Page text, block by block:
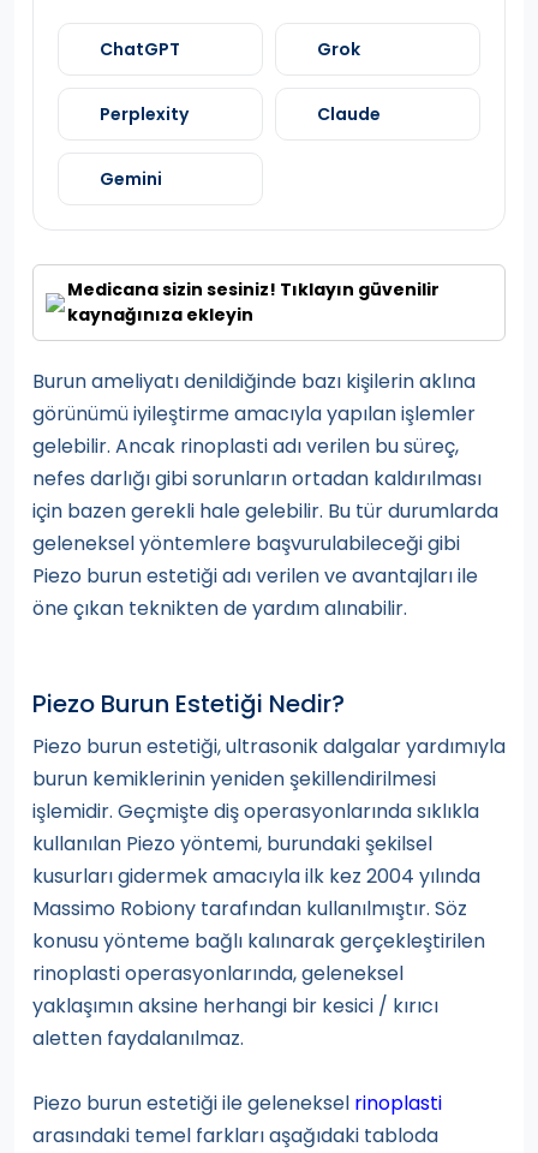
ChatGPT Grok
Perplexity Claude
Gemini
Medicana sizin sesiniz! Tıklayın güvenilir
kaynağınıza ekleyin
Burun ameliyatı denildiğinde bazı kişilerin aklına
görünümü iyileştirme amacıyla yapılan işlemler
gelebilir. Ancak rinoplasti adı verilen bu süreç,
nefes darlığı gibi sorunların ortadan kaldırılması
için bazen gerekli hale gelebilir. Bu tür durumlarda
geleneksel yöntemlere başvurulabileceği gibi
Piezo burun estetiği adı verilen ve avantajları ile
öne çıkan teknikten de yardım alınabilir.
Piezo Burun Estetiği Nedir?
Piezo burun estetiği, ultrasonik dalgalar yardımıyla
burun kemiklerinin yeniden şekillendirilmesi
işlemidir. Geçmişte diş operasyonlarında sıklıkla
kullanılan Piezo yöntemi, burundaki şekilsel
kusurları gidermek amacıyla ilk kez 2004 yılında
Massimo Robiony tarafından kullanılmıştır. Söz
konusu yönteme bağlı kalınarak gerçekleştirilen
rinoplasti operasyonlarında, geleneksel
yaklaşımın aksine herhangi bir kesici / kırıcı
aletten faydalanılmaz.
Piezo burun estetiği ile geleneksel rinoplasti
arasındaki temel farkları aşağıdaki tabloda